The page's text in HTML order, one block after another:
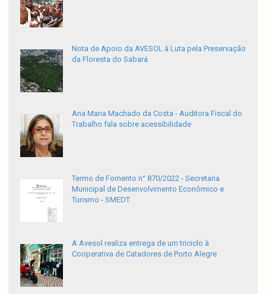
Nota de Apoio da AVESOL à Luta pela Preservação
da Floresta do Sabará
Ana Maria Machado da Costa - Auditora Fiscal do
Trabalho fala sobre acessibilidade
Termo de Fomento n° 870/2022 - Secretaria
Municipal de Desenvolvimento Econômico e
Turismo - SMEDT.
A Avesol realiza entrega de um triciclo à
Cooperativa de Catadores de Porto Alegre